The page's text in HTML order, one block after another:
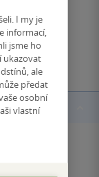
I my je
informací,
jsme ho
ukazovat
ale
předat
osobní
vlastní